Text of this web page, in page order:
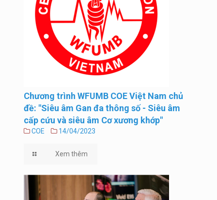
Chương trình WFUMB COE Việt Nam chủ
đề: "Siêu âm Gan đa thông số - Siêu âm
cấp cứu và siêu âm Cơ xương khớp"
COE 14/04/2023
Xem thêm